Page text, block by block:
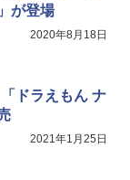
が登場
2020年8月18日
ドラえもん ナ
2021年1月25日